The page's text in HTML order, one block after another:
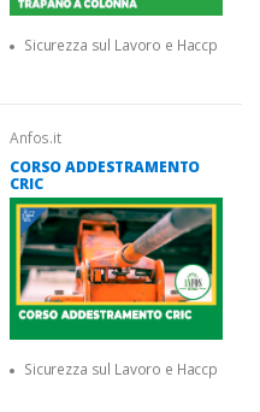
Sicurezza sul Lavoro e Haccp
Anfos.it
CORSO ADDESTRAMENTO
CRIC
Sicurezza sul Lavoro e Haccp